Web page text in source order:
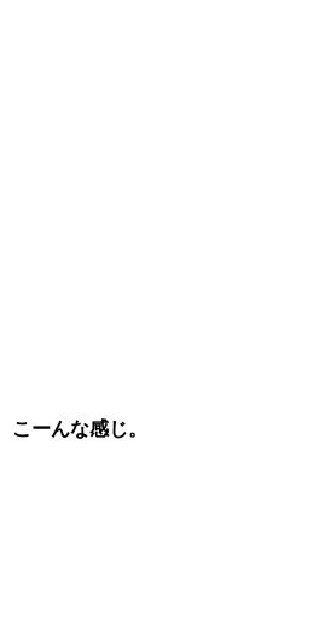
こーんな感じ。